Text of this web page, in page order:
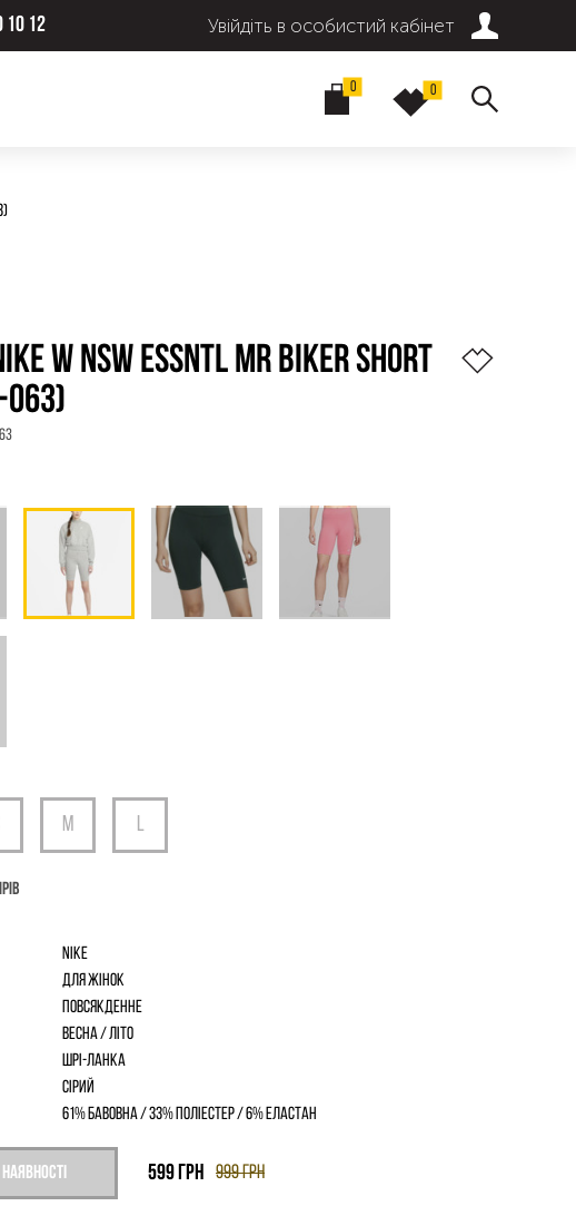
10 12 Увійдіть в особистий кабінет
0 0
W NSW ESSNTL MR BIKER SHORT
063)
Nike
для жінок
Повсякденне
Весна / Літо
Шрі-Ланка
Сірий
61% бавовна / 33% поліестер / 6% еластан
999грн
599 грн